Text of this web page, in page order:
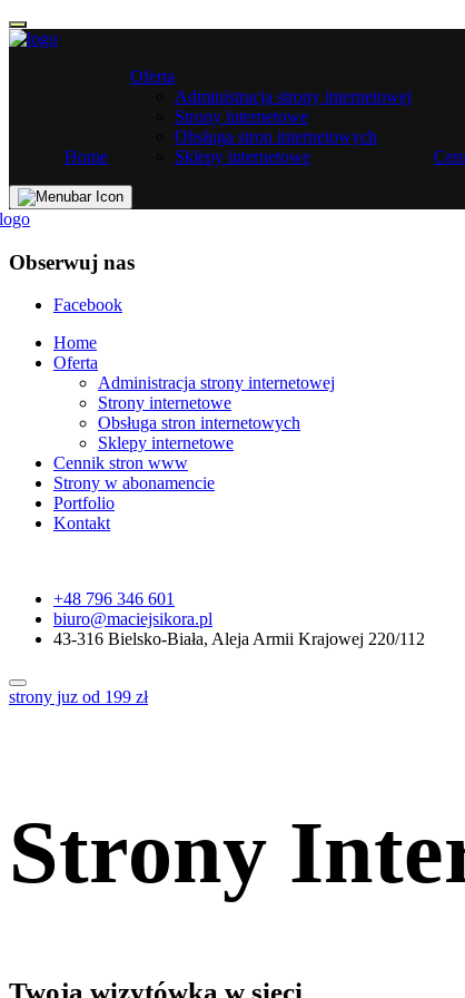
Home
Oferta
Administracja strony internetowej
Strony internetowe
Obsługa stron internetowych
Sklepy internetowe
Obserwuj nas
Facebook
Home
Oferta
Administracja strony internetowej
Strony internetowe
Obsługa stron internetowych
Sklepy internetowe
Cennik stron www
Strony w abonamencie
Portfolio
Kontakt
+48 796 346 601
biuro@maciejsikora.pl
43-316 Bielsko-Biała, Aleja Armii Krajowej 220/112
strony juz od 199 zł
Strony